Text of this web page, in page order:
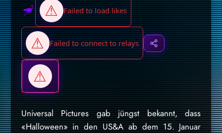
Universal Pictures gab jüngst bekannt, dass
«Halloween» in den US&A ab dem 15. Januar